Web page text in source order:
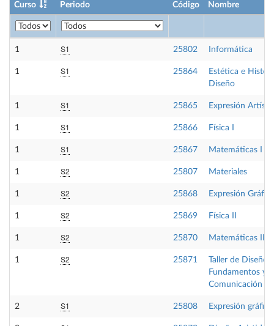
Curso Periodo Código Nombre
1 S1 25802 Informática
1 S1 25864
Estética e
Diseño
1 S1 25865 Expresión
1 S1 25866 Física I
1 S1 25867 Matemáticas I
1 S2 25807 Materiales
1 S2 25868 Expresión
1 S2 25869 Física II
1 S2 25870 Matemáticas II
1 S2 25871
Taller de Diseño
Fundamentos y
Comunicación
2 S1 25808 Expresión